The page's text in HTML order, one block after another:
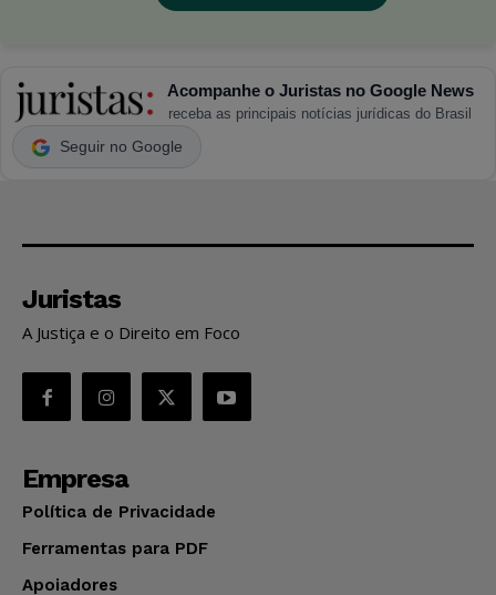
Acompanhe o Juristas no Google News
receba as principais notícias jurídicas do Brasil
Seguir no Google
Juristas
A Justiça e o Direito em Foco
Empresa
Política de Privacidade
Ferramentas para PDF
Apoiadores